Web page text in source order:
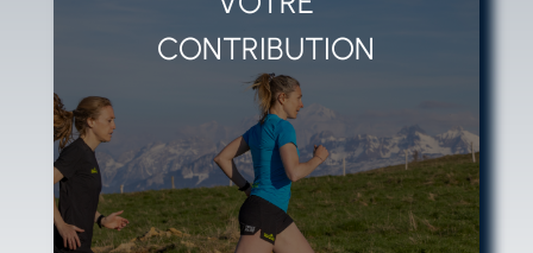
CONTRIBUTION
DHADHADFHD